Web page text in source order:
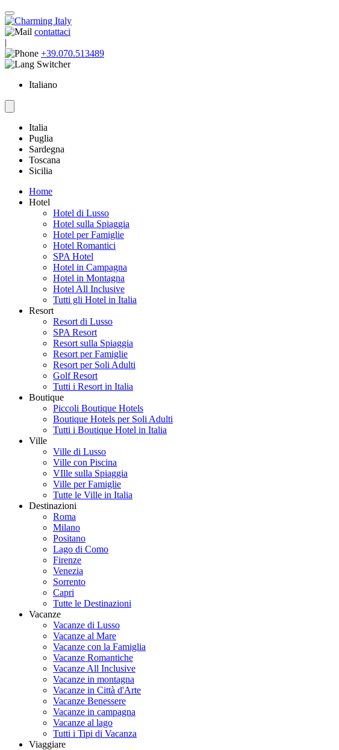
contattaci
|
+39.070.513489
Italiano
Italia
Puglia
Sardegna
Toscana
Sicilia
Home
Hotel
Hotel di Lusso
Hotel sulla Spiaggia
Hotel per Famiglie
Hotel Romantici
SPA Hotel
Hotel in Campagna
Hotel in Montagna
Hotel All Inclusive
Tutti gli Hotel in Italia
Resort
Resort di Lusso
SPA Resort
Resort sulla Spiaggia
Resort per Famiglie
Resort per Soli Adulti
Golf Resort
Tutti i Resort in Italia
Boutique
Piccoli Boutique Hotels
Boutique Hotels per Soli Adulti
Tutti i Boutique Hotel in Italia
Ville
Ville di Lusso
Ville con Piscina
VIlle sulla Spiaggia
Ville per Famiglie
Tutte le Ville in Italia
Destinazioni
Roma
Milano
Positano
Lago di Como
Firenze
Venezia
Sorrento
Capri
Tutte le Destinazioni
Vacanze
Vacanze di Lusso
Vacanze al Mare
Vacanze con la Famiglia
Vacanze Romantiche
Vacanze All Inclusive
Vacanze in montagna
Vacanze in Città d'Arte
Vacanze Benessere
Vacanze in campagna
Vacanze al lago
Tutti i Tipi di Vacanza
Viaggiare